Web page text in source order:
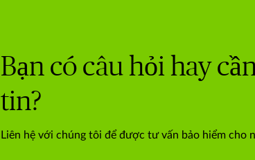
Bạn có câu hỏi hay
tin?
Liên hệ với chúng tôi để được tư vấn bảo hiểm cho